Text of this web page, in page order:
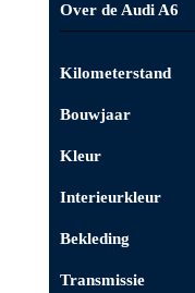
Over de Audi A6
Kilometerstand
Bouwjaar
Kleur
Interieurkleur
Bekleding
Transmissie